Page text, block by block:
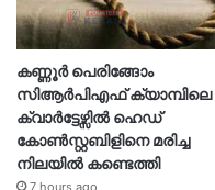
കണ്ണൂർ പെരിങ്ങോം
സിആർപിഎഫ് ക്യാമ്പിലെ
ക്വാർട്ടേഴ്സിൽ ഹെഡ്
കോൺസ്റ്റബിളിനെ മരിച്ച
നിലയിൽ കണ്ടെത്തി